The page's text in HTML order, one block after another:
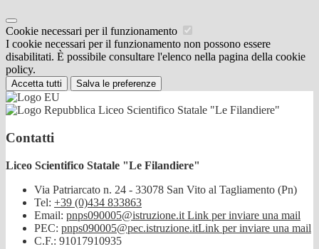
Cookie necessari per il funzionamento
I cookie necessari per il funzionamento non possono essere
disabilitati. È possibile consultare l'elenco nella pagina della cookie
policy.
Accetta tutti Salva le preferenze
Liceo Scientifico Statale "Le Filandiere"
Contatti
Liceo Scientifico Statale "Le Filandiere"
Via Patriarcato n. 24 - 33078 San Vito al Tagliamento (Pn)
Tel: +39 (0)434 833863
Email: pnps090005@istruzione.it Link per inviare una mail
PEC: pnps090005@pec.istruzione.itLink per inviare una mail
C.F.: 91017910935